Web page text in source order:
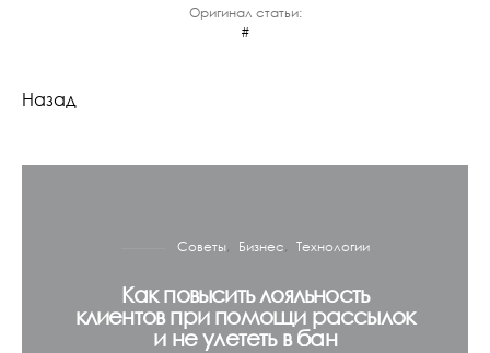
Оригинал статьи:
Назад
Советы Бизнес Технологии
Как повысить лояльность
клиентов при помощи рассылок
и не улететь в бан